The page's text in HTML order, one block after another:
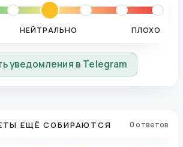
НЕЙТРАЛЬНО ПЛОХО
уведомления в Telegram
ЕЩЁ СОБИРАЮТСЯ 0 ответов